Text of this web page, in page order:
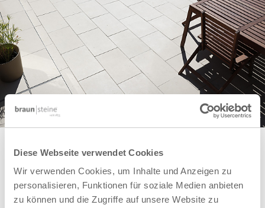
Diese Webseite verwendet Cookies
Wir verwenden Cookies, um Inhalte und Anzeigen zu
personalisieren, Funktionen für soziale Medien anbieten
zu können und die Zugriffe auf unsere Website zu
FORMATE